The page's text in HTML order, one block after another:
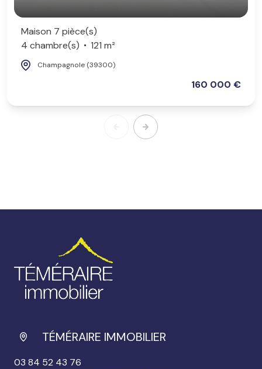
Maison 7 pièce(s)
4 chambre(s)
121 m²
Champagnole (39300)
160 000 €
TÉMÉRAIRE IMMOBILIER
03 84 52 43 76